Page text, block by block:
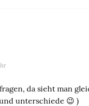
da sieht man
unterschiede 😉 )